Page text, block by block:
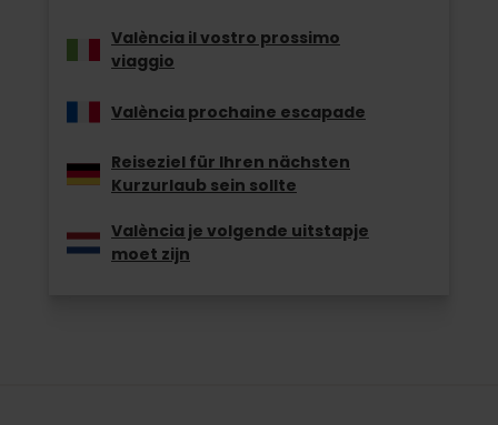
València il vostro prossimo
viaggio
València prochaine escapade
Reiseziel für Ihren nächsten
Kurzurlaub sein sollte
València je volgende uitstapje
moet zijn